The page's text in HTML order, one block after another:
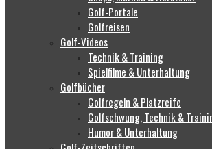
Golf-Portale
Golfreisen
Golf-Videos
Technik & Training
Spielfilme & Unterhaltung
Golfbücher
Golfregeln & Platzreife
Golfschwung, Technik &
Humor & Unterhaltung